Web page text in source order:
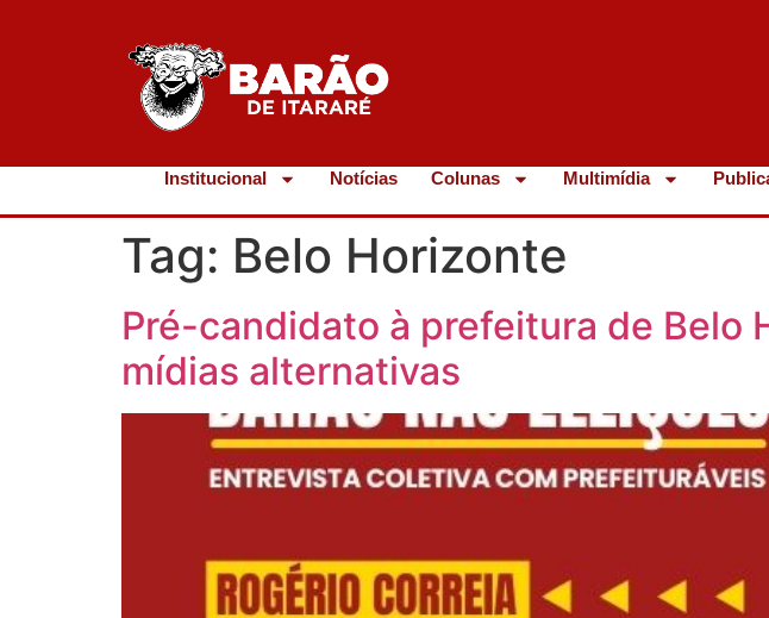
Institucional Notícias Colunas Multimídia
Tag: Belo Horizonte
Pré-candidato à prefeitura de Belo
mídias alternativas